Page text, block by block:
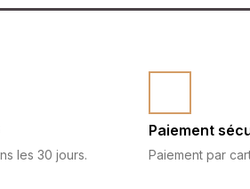
les 30 jours.
Paiement
Paiement par